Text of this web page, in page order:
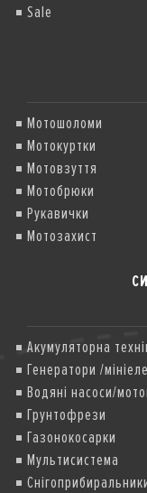
Sale
Мотошоломи
Мотокуртки
Мотовзуття
Мотобрюки
Рукавички
Мотозахист
Акумуляторна
Генератори /
Водяні насоси/
Грунтофрези
Газонокосарки
Мультисистема